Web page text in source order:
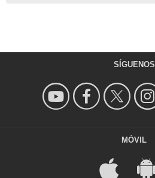
SÍGUENOS
MÓVIL